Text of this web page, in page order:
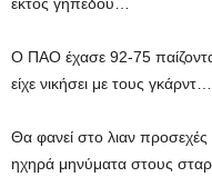
εκτός γηπέδου…
Ο ΠΑΟ έχασε 92-75
είχε νικήσει με τους γκάρντ…
Θα φανεί στο λιαν προσεχές
ηχηρά μηνύματα στους